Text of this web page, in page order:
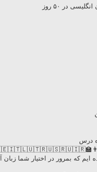
در ۵۰ روز
درس
ایم که بمرور در اختیار شما زبان